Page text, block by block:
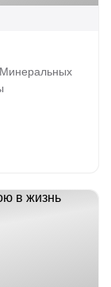
Минеральных